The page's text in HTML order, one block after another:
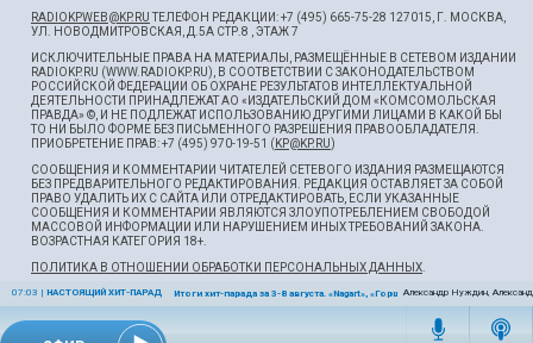
07:03 | НАСТОЯЩИЙ ХИТ-ПАРАД Итоги хит-парада за 3-8 августа. «Nagart», «Горшенёв» и «Крематорий»
Александр Нуждин,
RADIOKPWEB@KP.RUТЕЛЕФОН РЕДАКЦИИ: +7 (495) 665-75-28 127015, Г. МОСКВА,
УЛ. НОВОДМИТРОВСКАЯ, Д.5А СТР.8 , ЭТАЖ 7
ИСКЛЮЧИТЕЛЬНЫЕ ПРАВА НА МАТЕРИАЛЫ, РАЗМЕЩЁННЫЕ В СЕТЕВОМ ИЗДАНИИ
RADIOKP.RU (WWW.RADIOKP.RU), В СООТВЕТСТВИИ С ЗАКОНОДАТЕЛЬСТВОМ
РОССИЙСКОЙ ФЕДЕРАЦИИ ОБ ОХРАНЕ РЕЗУЛЬТАТОВ ИНТЕЛЛЕКТУАЛЬНОЙ
ДЕЯТЕЛЬНОСТИ ПРИНАДЛЕЖАТ АО «ИЗДАТЕЛЬСКИЙ ДОМ «КОМСОМОЛЬСКАЯ
ПРАВДА» ©, И НЕ ПОДЛЕЖАТ ИСПОЛЬЗОВАНИЮ ДРУГИМИ ЛИЦАМИ В КАКОЙ БЫ
ТО НИ БЫЛО ФОРМЕ БЕЗ ПИСЬМЕННОГО РАЗРЕШЕНИЯ ПРАВООБЛАДАТЕЛЯ.
ПРИОБРЕТЕНИЕ ПРАВ: +7 (495) 970-19-51 ( KP@KP.RU)
СООБЩЕНИЯ И КОММЕНТАРИИ ЧИТАТЕЛЕЙ СЕТЕВОГО ИЗДАНИЯ РАЗМЕЩАЮТСЯ
БЕЗ ПРЕДВАРИТЕЛЬНОГО РЕДАКТИРОВАНИЯ. РЕДАКЦИЯ ОСТАВЛЯЕТ ЗА СОБОЙ
ПРАВО УДАЛИТЬ ИХ С САЙТА ИЛИ ОТРЕДАКТИРОВАТЬ, ЕСЛИ УКАЗАННЫЕ
СООБЩЕНИЯ И КОММЕНТАРИИ ЯВЛЯЮТСЯ ЗЛОУПОТРЕБЛЕНИЕМ СВОБОДОЙ
МАССОВОЙ ИНФОРМАЦИИ ИЛИ НАРУШЕНИЕМ ИНЫХ ТРЕБОВАНИЙ ЗАКОНА.
ВОЗРАСТНАЯ КАТЕГОРИЯ 18+.
ПОЛИТИКА В ОТНОШЕНИИ ОБРАБОТКИ ПЕРСОНАЛЬНЫХ ДАННЫХ.